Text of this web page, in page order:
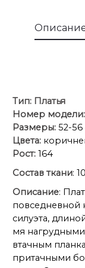
Тип: Платья
Номер модели:
Размеры: 52-56
Цвета:
Рост: 164
Состав ткани:
Описание:
повседневной
силуэта,
мя
втачным
притачными